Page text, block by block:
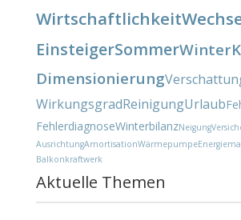
Wirtschaftlichkeit
EinsteigerSommerWinter
Dimensionierung
WirkungsgradReinigungUrlaub
FehlerdiagnoseWinterbilanzNeigung
AusrichtungAmortisationWärmepumpe
Balkonkraftwerk
Aktuelle Themen